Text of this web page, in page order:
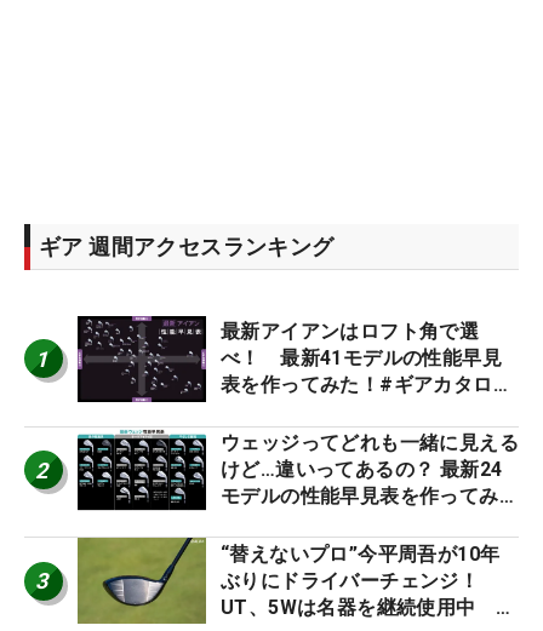
ギア 週間アクセスランキング
1
最新アイアンはロフト角で選
べ！ 最新41モデルの性能早見
表を作ってみた！#ギアカタログ
2
ウェッジってどれも一緒に見える
けど…違いってあるの？ 最新24
モデルの性能早見表を作ってみ
3
“替えないプロ”今平周吾が10年
ぶりにドライバーチェンジ！
UT、5Wは名器を継続使用中 #